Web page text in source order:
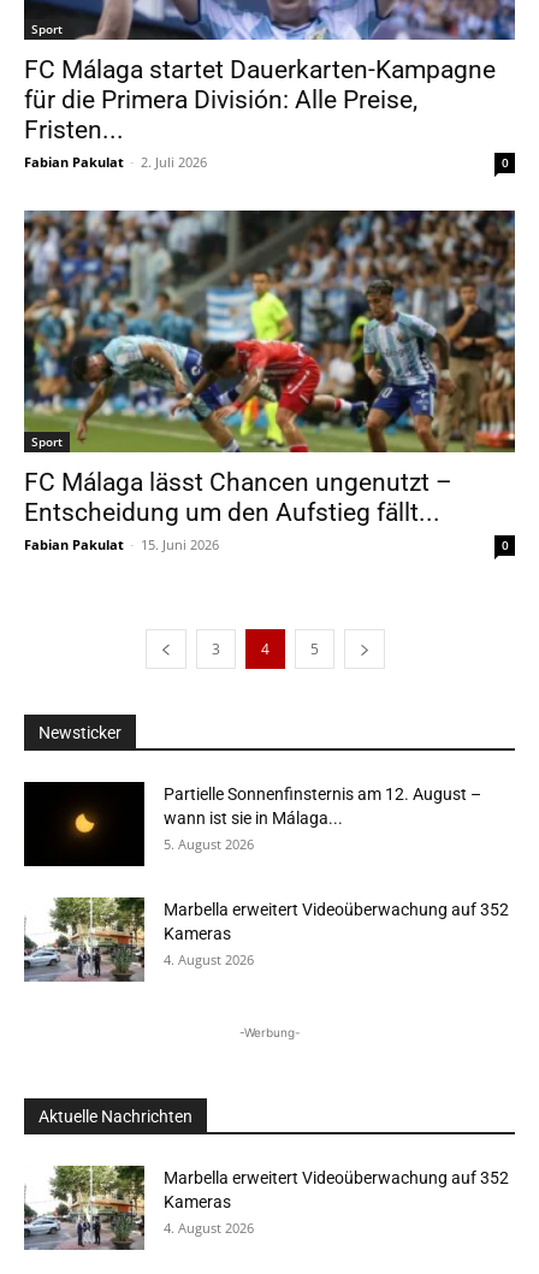
Sport
FC Málaga startet Dauerkarten-Kampagne
für die Primera División: Alle Preise,
Fristen...
Fabian Pakulat - 2. Juli 2026 0
Sport
FC Málaga lässt Chancen ungenutzt –
Entscheidung um den Aufstieg fällt...
Fabian Pakulat - 15. Juni 2026 0
3 4 5
Newsticker
Partielle Sonnenfinsternis am 12. August –
wann ist sie in Málaga...
5. August 2026
Marbella erweitert Videoüberwachung auf 352
Kameras
4. August 2026
-Werbung-
Aktuelle Nachrichten
Marbella erweitert Videoüberwachung auf 352
Kameras
4. August 2026